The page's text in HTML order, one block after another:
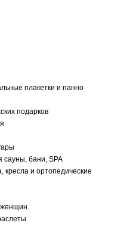
плакетки и панно
подарков
бани, SPA
кресла и ортопедические
женщин